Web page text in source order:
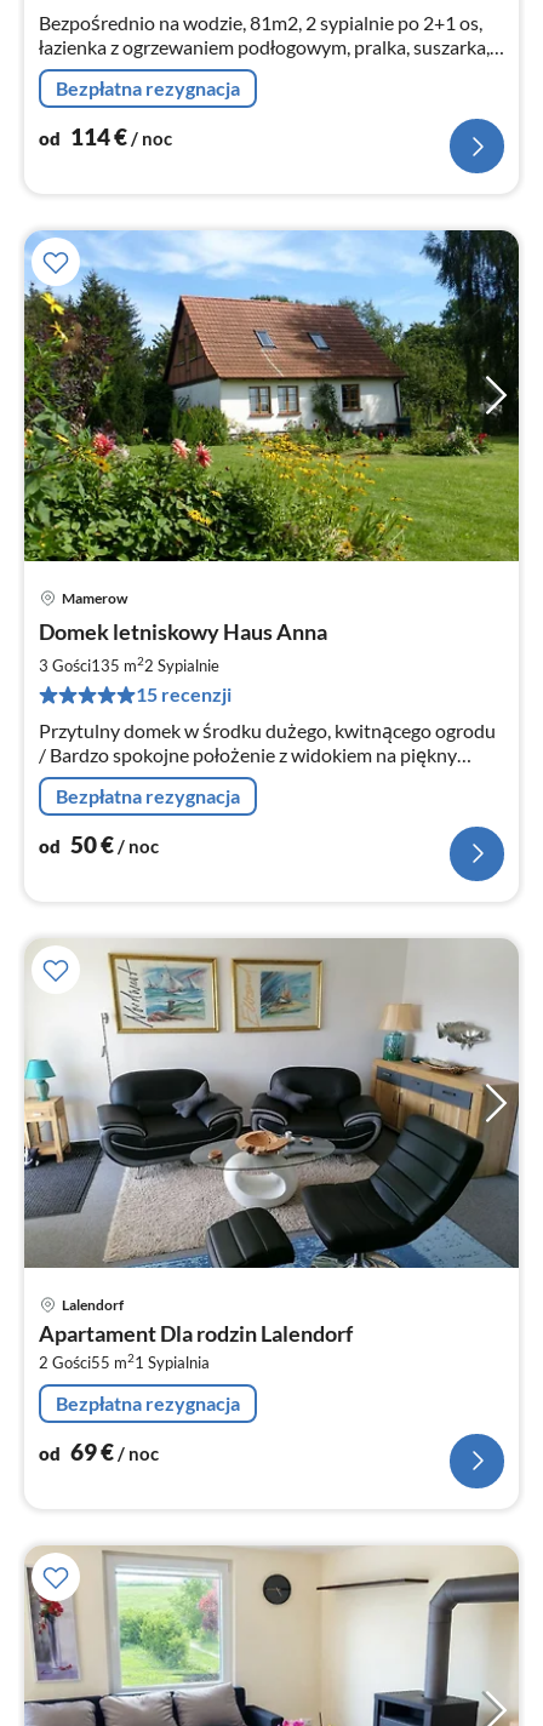
Bezpośrednio na wodzie, 81m2, 2 sypialnie po 2+1 os,
łazienka z ogrzewaniem podłogowym, pralka, suszarka,
kominek, łódź wiosłowa w domu, TV, WLAN, niepalący,
bez zwierząt.
Bezpłatna rezygnacja
od 114€/ noc
Mamerow
Domek letniskowy Haus Anna
3 Gości135 m22 Sypialnie
15 recenzji
Przytulny domek w środku dużego, kwitnącego ogrodu
/ Bardzo spokojne położenie z widokiem na piękny
meklemburski krajobraz lub w nocy na migoczące,
gwieździste niebo
Bezpłatna rezygnacja
od 50€/ noc
Lalendorf
Apartament Dla rodzin Lalendorf
2 Gości55 m21 Sypialnia
Bezpłatna rezygnacja
od 69€/ noc